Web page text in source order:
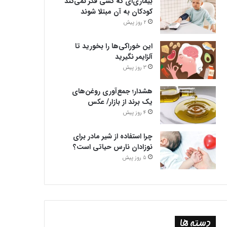
کودکان به آن مبتلا شوند
2 روز پیش
این خوراکی‌ها را بخورید تا
آلزایمر نگیرید
3 روز پیش
هشدار؛ جمع‌آوری روغن‌های
یک برند از بازار/ عکس
4 روز پیش
چرا استفاده از شیر مادر برای
نوزادان نارس حیاتی است؟
5 روز پیش
دسته ها